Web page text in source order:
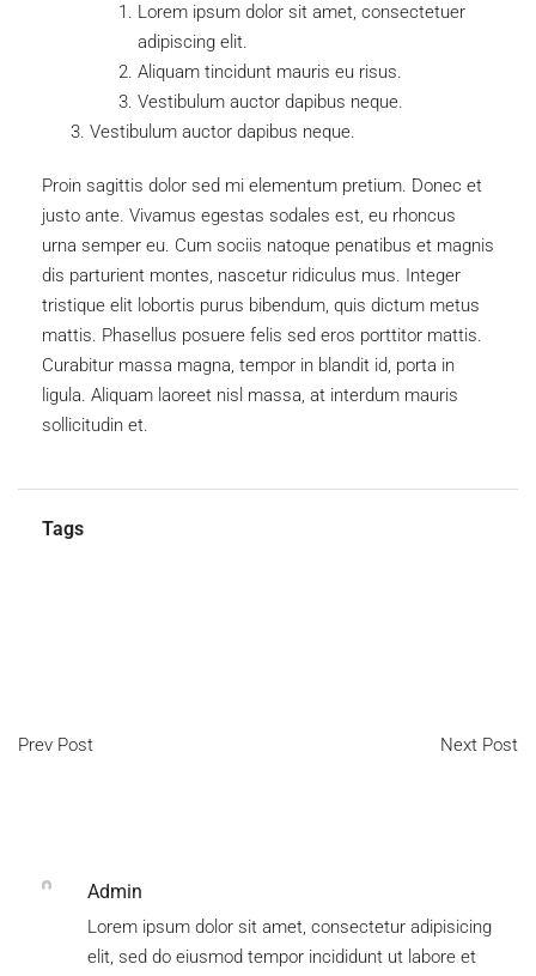
Lorem ipsum dolor sit amet, consectetuer
adipiscing elit.
Aliquam tincidunt mauris eu risus.
Vestibulum auctor dapibus neque.
Vestibulum auctor dapibus neque.
Proin sagittis dolor sed mi elementum pretium. Donec et
justo ante. Vivamus egestas sodales est, eu rhoncus
urna semper eu. Cum sociis natoque penatibus et magnis
dis parturient montes, nascetur ridiculus mus. Integer
tristique elit lobortis purus bibendum, quis dictum metus
mattis. Phasellus posuere felis sed eros porttitor mattis.
Curabitur massa magna, tempor in blandit id, porta in
ligula. Aliquam laoreet nisl massa, at interdum mauris
sollicitudin et.
Tags
Prev Post
Next Post
Admin
Lorem ipsum dolor sit amet, consectetur adipisicing
elit, sed do eiusmod tempor incididunt ut labore et